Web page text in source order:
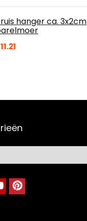
hanger ca. 3x2cm
11.21